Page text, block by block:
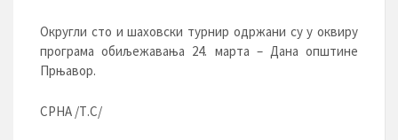
Округли сто и шаховски турнир одржани су у оквиру
програма обиљежавања 24. марта – Дана општине
Прњавор.
СРНА /Т.С/